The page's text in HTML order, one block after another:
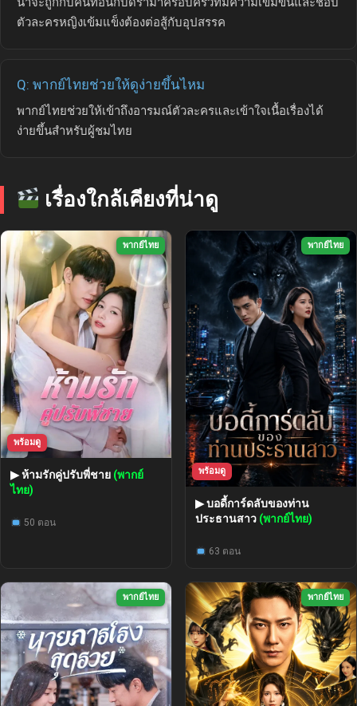
ตัวละครหญิงเข้มแข็งต้องต่อสู้กับอุปสรรค
Q: พากย์ไทยช่วยให้ดูง่ายขึ้นไหม
พากย์ไทยช่วยให้เข้าถึงอารมณ์ตัวละครและเข้าใจเนื้อเรื่องได้
ง่ายขึ้นสำหรับผู้ชมไทย
เรื่องใกล้เคียงที่น่าดู
พากย์ไทย
พร้อมดู
▶ ห้ามรักคู่ปรับพี่ชาย (พากย์
ไทย)
50 ตอน
พากย์ไทย
พร้อมดู
▶ บอดี้การ์ดลับของท่าน
ประธานสาว (พากย์ไทย)
63 ตอน
พากย์ไทย พากย์ไทย